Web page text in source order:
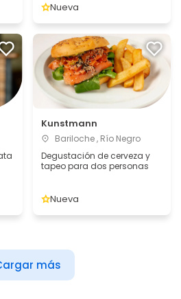
Nueva
Kunstmann
Bariloche , Río Negro
Degustación de cerveza y
tapeo para dos personas
Nueva
más